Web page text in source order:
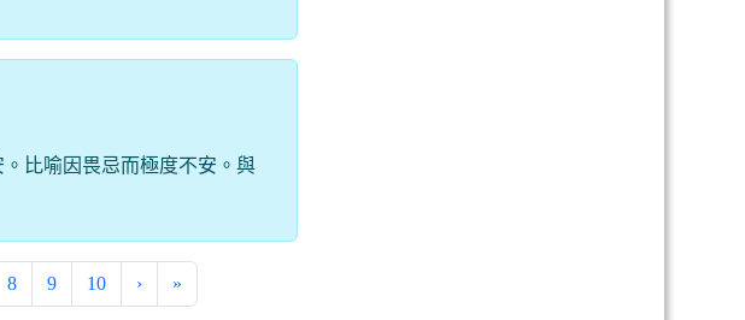
比喻因畏忌而極度不安。與
8 9 10 › »